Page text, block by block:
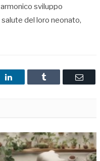
sviluppo
del loro neonato,
LinkedIn Tumblr Email